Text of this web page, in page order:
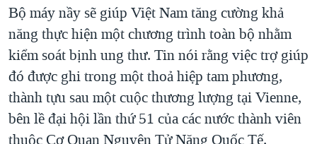
KHOA HỌC
SỨC KHOẺ
VĂN HOÁ
THỂ THAO
GIÁO DỤC
GIẢI MÃ VÀNH ĐAI & CON ĐƯỜNG
NGÀY TỊ NẠN THẾ GIỚI
TRỊNH VĨNH BÌNH - NGƯỜI HẠ 'BÊN THẮNG CUỘC'
GROUND ZERO – XƯA VÀ NAY
CHI PHÍ CHIẾN TRANH AFGHANISTAN
CÁC GIÁ TRỊ CỘNG HÒA Ở VIỆT NAM
MẠNG XÃ HỘI
Ngôn ngữ khác
Bộ máy nầy sẽ giúp Việt Nam tăng cường khả
năng thực hiện một chương trình toàn bộ nhằm
kiểm soát bịnh ung thư. Tin nói rằng việc trợ giúp
đó được ghi trong một thoả hiệp tam phương,
thành tựu sau một cuộc thương lượng tại Vienne,
bên lề đại hội lần thứ 51 của các nước thành viên
thuộc Cơ Quan Nguyên Tử Năng Quốc Tế.